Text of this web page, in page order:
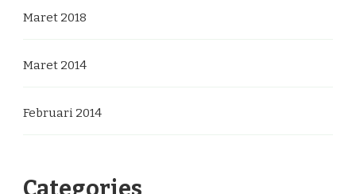
Maret 2018
Maret 2014
Februari 2014